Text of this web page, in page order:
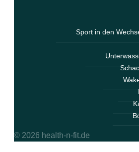
Sport in den
© 2026 health-n-fit.de